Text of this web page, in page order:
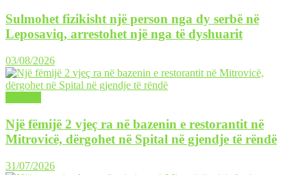
Sulmohet fizikisht një person nga dy serbë në
Leposaviq, arrestohet një nga të dyshuarit
03/08/2026
Një fëmijë 2 vjeç ra në bazenin e restorantit në
Mitrovicë, dërgohet në Spital në gjendje të rëndë
31/07/2026